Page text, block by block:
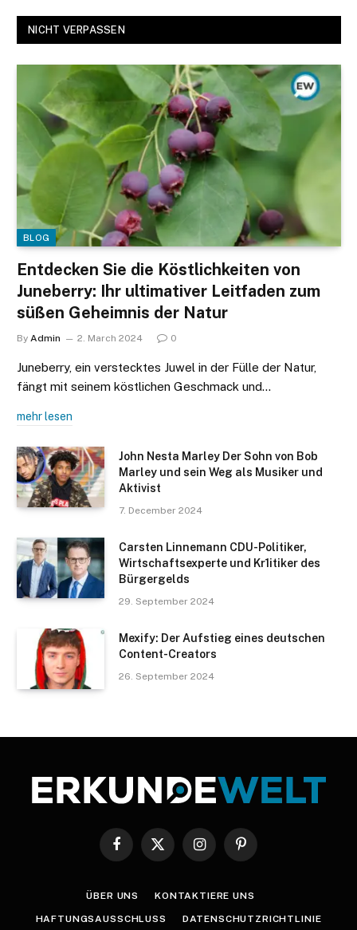
NICHT VERPASSEN
BLOG
Entdecken Sie die Köstlichkeiten von
Juneberry: Ihr ultimativer Leitfaden zum
süßen Geheimnis der Natur
By Admin 2. March 2024 0
Juneberry, ein verstecktes Juwel in der Fülle der Natur,
fängt mit seinem köstlichen Geschmack und…
mehr lesen
John Nesta Marley Der Sohn von Bob
Marley und sein Weg als Musiker und
Aktivist
7. December 2024
Carsten Linnemann CDU-Politiker,
Wirtschaftsexperte und Kr1itiker des
Bürgergelds
29. September 2024
Mexify: Der Aufstieg eines deutschen
Content-Creators
26. September 2024
Facebook
X
InstagramPinterest
ÜBER UNS KONTAKTIERE UNS
HAFTUNGSAUSSCHLUSS DATENSCHUTZRICHTLINIE